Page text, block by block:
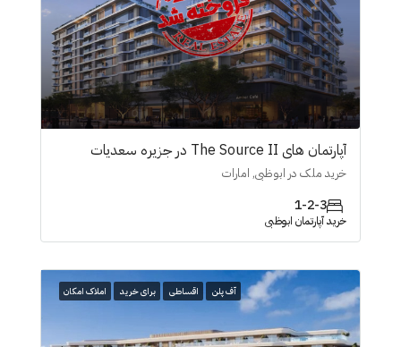
آپارتمان های The Source II در جزیرە سعدیات
خرید ملک در ابوظبی, امارات
1-2-3
خرید آپارتمان ابوظبی
آف پلن اقساطی برای خرید املاک امکان